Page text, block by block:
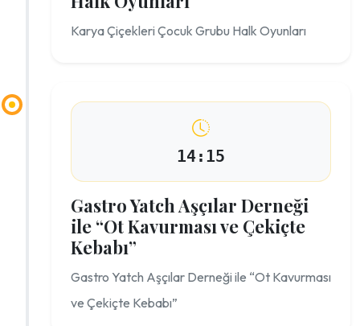
Karya Çiçekleri Çocuk Grubu Halk Oyunları
14:15
Gastro Yatch Aşçılar Derneği
ile “Ot Kavurması ve Çekiçte
Kebabı”
Gastro Yatch Aşçılar Derneği ile “Ot Kavurması
ve Çekiçte Kebabı”